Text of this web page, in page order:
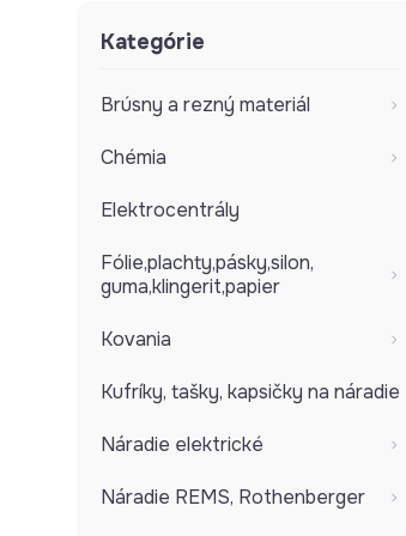
Kategórie
Brúsny a rezný materiál
Chémia
Elektrocentrály
Fólie,plachty,pásky,silon,
guma,klingerit,papier
Kovania
Kufríky, tašky, kapsičky na náradie
Náradie elektrické
Náradie REMS, Rothenberger